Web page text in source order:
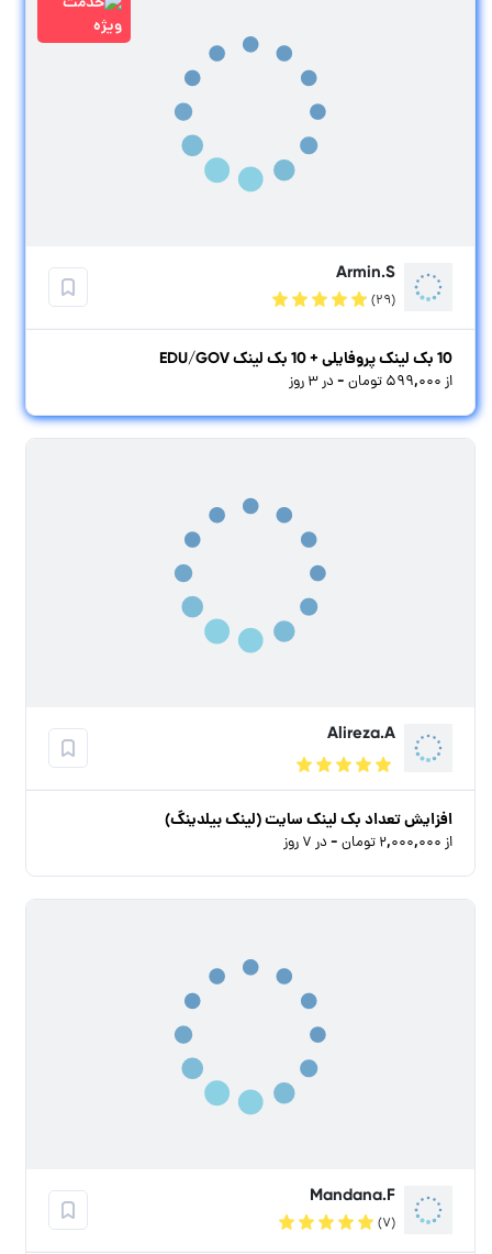
Armin.S
(۲۹)
10 بک لینک پروفایلی + 10 بک لینک EDU/GOV
از ۵۹۹,۰۰۰ تومان - در ۳ روز
Alireza.A
افزایش تعداد بک لینک سایت (لینک بیلدینگ)
از ۲,۰۰۰,۰۰۰ تومان - در ۷ روز
Mandana.F
(۷)